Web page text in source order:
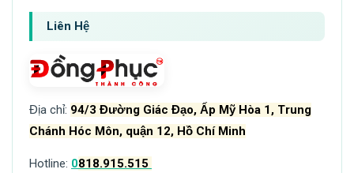
Liên Hệ
Địa chỉ: 94/3 Đường Giác Đạo, Ấp Mỹ Hòa 1, Trung
Chánh Hóc Môn, quận 12, Hồ Chí Minh
Hotline: 0818.915.515